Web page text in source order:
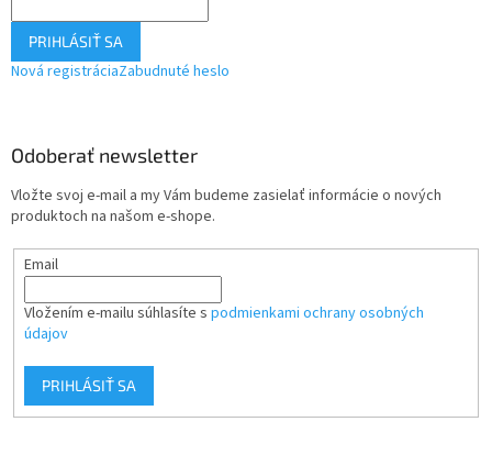
PRIHLÁSIŤ SA
Nová registráciaZabudnuté heslo
Odoberať newsletter
Vložte svoj e-mail a my Vám budeme zasielať informácie o nových
produktoch na našom e-shope.
Email
Vložením e-mailu súhlasíte s podmienkami ochrany osobných
údajov
PRIHLÁSIŤ SA